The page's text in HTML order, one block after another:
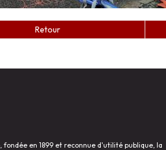
Retour
fondée en 1899 et reconnue d'utilité publique, la